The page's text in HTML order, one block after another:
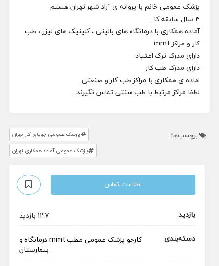
پزشک عمومی خانم با پروانه ی آزاد شهر تهران هستم
۳ سال سابقه کار
آماده همکاری با درمانگاه های بالینی ، کلینیک های لیزر ، طب
کار و مراکز mmt
دارای مدرک ترک اعتیاد
دارای مدرک طب کار
اماده ی همکاری با مراکز طب کار و صنعتی
لطفا مراکز مرتبط با طب سنتی تماس نگیرند .
برچسب‌ها:
پزشک عمومی جویای کار تهران
پزشک عمومی آماده همکاری تهران
اطلاعات تماس
بازدید
1197 بازدید
دسته‌بندی
کارجو پزشک عمومی مطب mmtدرمانگاه و
بیمارستان